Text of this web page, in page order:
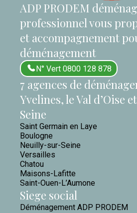
ADP PRODEM
professionnel vous
et accompagnement
déménagement
N° Vert 0800 128 878
7 agences de
Yvelines, le Val d’Oise
Seine
Saint Germain en Laye
Boulogne
Neuilly-sur-Seine
Versailles
Chatou
Maisons-Lafitte
Saint-Ouen-L’Aumone
Siege social
Déménagement ADP PRODEM